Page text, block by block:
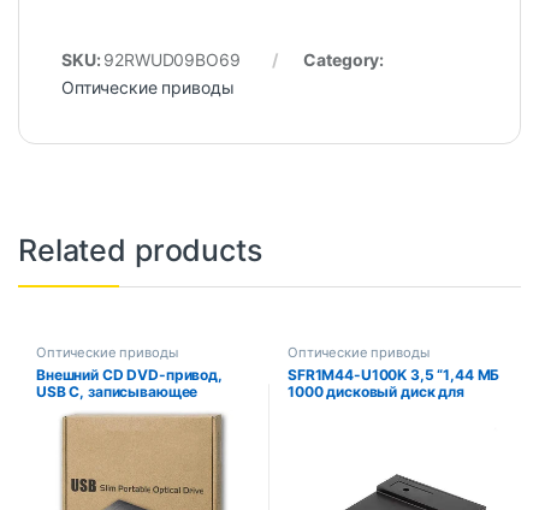
SKU: 92RWUD09BO69
Category:
Оптические приводы
Related products
Оптические приводы
Внешний CD DVD-привод,
USB C, записывающее
устройство, USB 3,0, CD,
DVD-накопитель,
высокоскоростная запись
для ноутбука, ПК,
настольного компьютера
Оптические приводы
SFR1M44-U100K 3,5 “1,44 МБ
1000 дисковый диск для